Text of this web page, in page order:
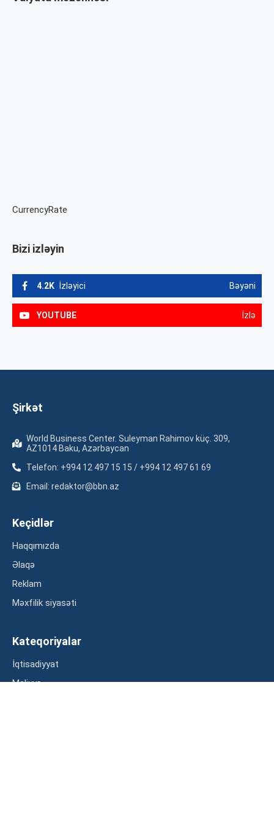
CurrencyRate
Bizi izləyin
4.2K İzləyici Bəyəni
YOUTUBE İzlə
Şirkət
World Business Center. Suleyman Rahimov küç. 309,
AZ1014 Baku, Azərbaycan
Telefon: +994 12 497 15 15 / +994 12 497 61 69
Email: redaktor@bbn.az
Keçidlər
Haqqımızda
Əlaqə
Reklam
Məxfilik siyasəti
Kateqoriyalar
İqtisadiyyat
Maliyyə